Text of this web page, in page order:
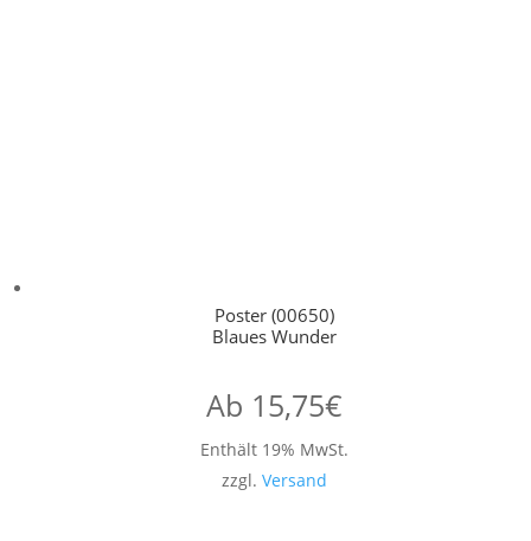
Poster (00650)
Blaues Wunder
Ab 15,75€
Enthält 19% MwSt.
zzgl. Versand